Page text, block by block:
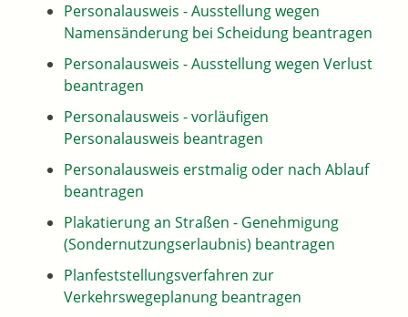
Personalausweis - Ausstellung wegen
Namensänderung bei Scheidung beantragen
Personalausweis - Ausstellung wegen Verlust
beantragen
Personalausweis - vorläufigen
Personalausweis beantragen
Personalausweis erstmalig oder nach Ablauf
beantragen
Plakatierung an Straßen - Genehmigung
(Sondernutzungserlaubnis) beantragen
Planfeststellungsverfahren zur
Verkehrswegeplanung beantragen